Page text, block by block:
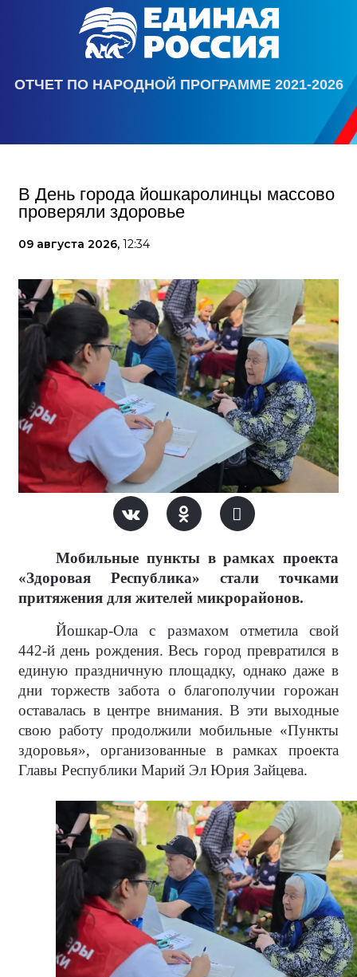
ОТЧЕТ ПО НАРОДНОЙ ПРОГРАММЕ 2021-2026
В День города йошкаролинцы массово
проверяли здоровье
09 августа 2026, 12:34
Мобильные пункты в рамках проекта
«Здоровая Республика» стали точками
притяжения для жителей микрорайонов.
Йошкар-Ола с размахом отметила свой
442-й день рождения. Весь город превратился в
единую праздничную площадку, однако даже в
дни торжеств забота о благополучии горожан
оставалась в центре внимания. В эти выходные
свою работу продолжили мобильные «Пункты
здоровья», организованные в рамках проекта
Главы Республики Марий Эл Юрия Зайцева.